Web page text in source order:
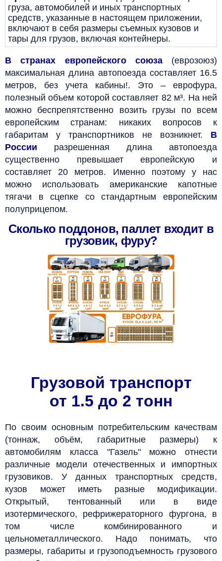
груза, автомобилей и иных транспортных
средств, указанные в настоящем приложении,
включают в себя размеры съемных кузовов и
тары для грузов, включая контейнеры.
В странах европейского союза(еврозоюз)
максимальная длина автопоезда составляет 16.5
метров, без учета кабины!. Это – еврофура,
полезный объем которой составляет 82 м³. На ней
можно беспрепятственно возить грузы по всем
европейским странам: никаких вопросов к
габаритам у транспортников не возникнет. В
России разрешенная длина автопоезда
существенно превышает европейскую и
составляет 20 метров. Именно поэтому у нас
можно использовать американские капотные
тягачи в сцепке со стандартным европейским
полуприцепом.
Сколько поддонов, паллет входит в
грузовик, фуру?
Грузовой транспорт
от 1.5 до 2 тонн
По своим основным потребительским качествам
(тоннаж, объём, габаритные размеры) к
автомобилям класса "Газель" можно отнести
различные модели отечественных и импортных
грузовиков. У данных транспортных средств,
кузов может иметь разные модификации.
Открытый, тентованный или в виде
изотермического, рефрижераторного фургона, в
том числе комбинированного и
цельнометаллического. Надо понимать, что
размеры, габариты и грузоподъемность грузового